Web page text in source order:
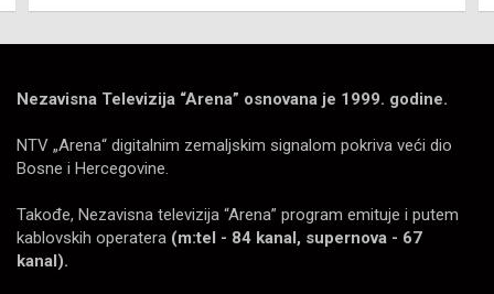
Nezavisna Televizija “Arena” osnovana je 1999. godine.
NTV „Arena“ digitalnim zemaljskim signalom pokriva veći dio
Bosne i Hercegovine.
Takođe, Nezavisna televizija “Arena” program emituje i putem
kablovskih operatera (m:tel - 84 kanal, supernova - 67
kanal).